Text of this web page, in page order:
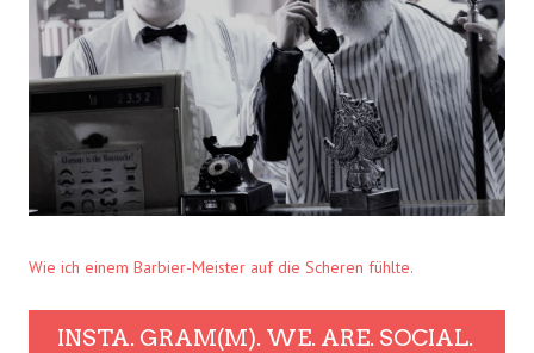
Wie ich einem Barbier-Meister auf die Scheren fühlte.
INSTA. GRAM(M). WE. ARE. SOCIAL.